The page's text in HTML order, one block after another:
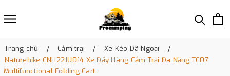
Trang chủ Cắm trại
Xe Kéo Dã Ngoại
Naturehike CNH22JU014 Xe Đẩy Hàng Cắm Trại Đa Năng TC07
Multifunctional Folding Cart